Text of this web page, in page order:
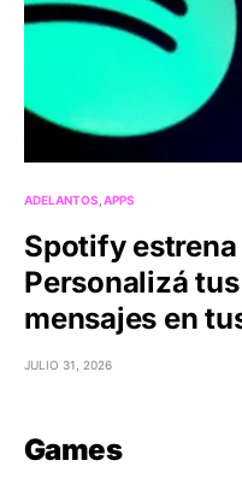
ADELANTOS APPS
Spotify estrena
Personalizá
mensajes en
JULIO 31, 2026
Games